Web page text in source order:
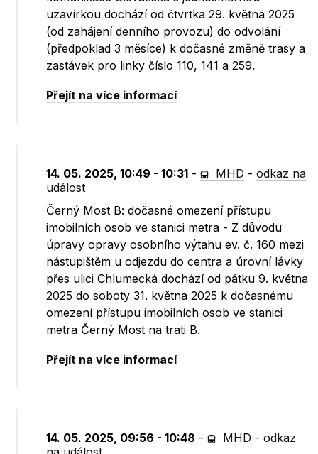
uzavírkou dochází od čtvrtka 29. května 2025
(od zahájení denního provozu) do odvolání
(předpoklad 3 měsíce) k dočasné změně trasy a
zastávek pro linky číslo 110, 141 a 259.
Přejít na více informací
14. 05. 2025, 10:49 - 10:31 - MHD -odkaz na
událost
Černý Most B: dočasné omezení přístupu
imobilních osob ve stanici metra - Z důvodu
úpravy opravy osobního výtahu ev. č. 160 mezi
nástupištěm u odjezdu do centra a úrovní lávky
přes ulici Chlumecká dochází od pátku 9. května
2025 do soboty 31. května 2025 k dočasnému
omezení přístupu imobilních osob ve stanici
metra Černý Most na trati B.
Přejít na více informací
14. 05. 2025, 09:56 - 10:48 - MHD -odkaz